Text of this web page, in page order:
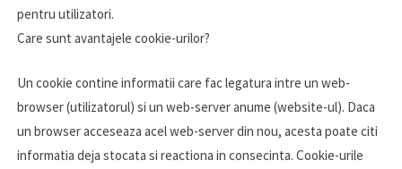
pentru utilizatori.
Care sunt avantajele cookie-urilor?
Un cookie contine informatii care fac legatura intre un web-
browser (utilizatorul) si un web-server anume (website-ul). Daca
un browser acceseaza acel web-server din nou, acesta poate citi
informatia deja stocata si reactiona in consecinta. Cookie-urile